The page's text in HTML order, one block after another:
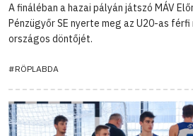
A fináléban a hazai pályán játszó MÁV
Pénzügyőr SE nyerte meg az U20-as
országos döntőjét.
#RÖPLABDA